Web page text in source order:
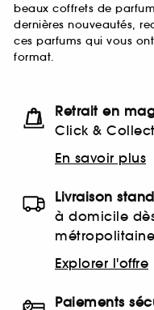
beaux coffrets de
dernières nouveautés,
ces parfums qui vous
format.
Retrait en
Click &
En savoir plus
Livraison
à domicile
Explorer l'offre
Paiements